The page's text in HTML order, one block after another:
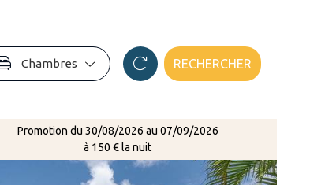
Chambres RECHERCHER
Promotion du 30/08/2026 au 07/09/2026
à 150 € la nuit